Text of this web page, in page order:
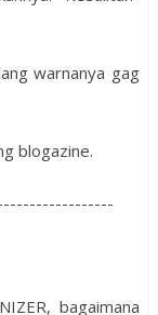
warnanya gag
blogazine.
bagaimana